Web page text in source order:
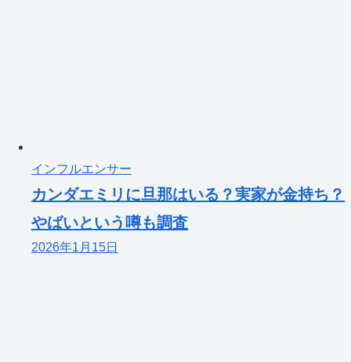
インフルエンサー
カンダエミリに旦那はいる？実家が金持ち？
やばいという噂も調査
2026年1月15日